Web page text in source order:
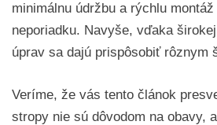
minimálnu údržbu a rýchlu
neporiadku. Navyše, vďaka
úprav sa dajú prispôsobiť rôznym
Veríme, že vás tento článok
stropy nie sú dôvodom na obavy,